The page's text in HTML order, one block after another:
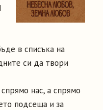
в списъка на
си да твори
нас, а спрямо
подсеща и за